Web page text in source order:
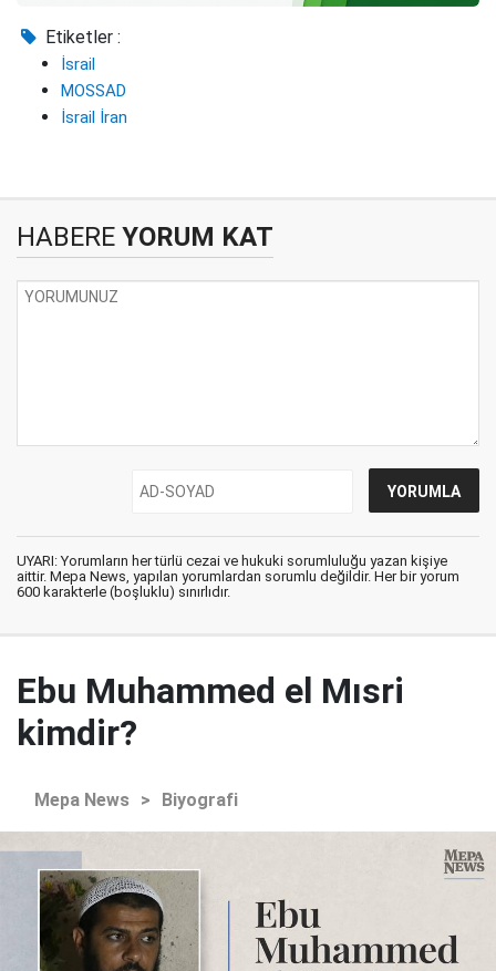
Etiketler :
İsrail
MOSSAD
İsrail İran
HABERE YORUM KAT
UYARI: Yorumların her türlü cezai ve hukuki sorumluluğu yazan kişiye
aittir. Mepa News, yapılan yorumlardan sorumlu değildir. Her bir yorum
600 karakterle (boşluklu) sınırlıdır.
Ebu Muhammed el Mısri
kimdir?
Mepa News > Biyografi